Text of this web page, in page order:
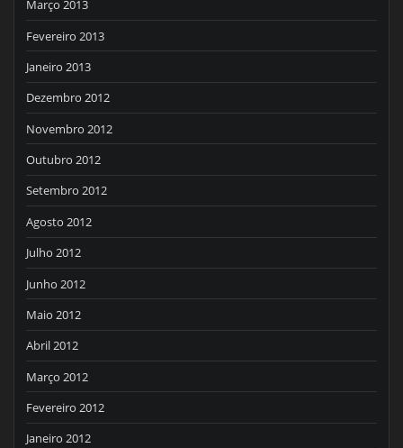
Março 2013
Fevereiro 2013
Janeiro 2013
Dezembro 2012
Novembro 2012
Outubro 2012
Setembro 2012
Agosto 2012
Julho 2012
Junho 2012
Maio 2012
Abril 2012
Março 2012
Fevereiro 2012
Janeiro 2012